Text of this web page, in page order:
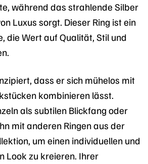
während das strahlende Silber
Luxus sorgt. Dieser Ring ist ein
die Wert auf Qualität, Stil und
dass er sich mühelos mit
kombinieren lässt.
als subtilen Blickfang oder
mit anderen Ringen aus der
um einen individuellen und
Look zu kreieren. Ihrer